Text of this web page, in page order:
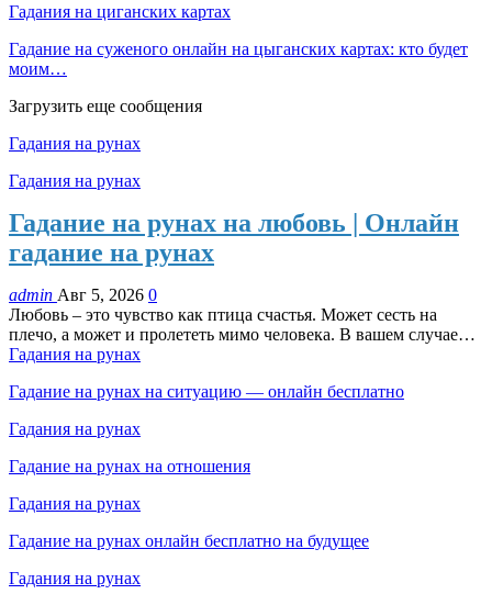
Гадания на циганских картах
Гадание на суженого онлайн на цыганских картах: кто будет
моим…
Загрузить еще сообщения
Гадания на рунах
Гадания на рунах
Гадание на рунах на любовь | Онлайн
гадание на рунах
admin Авг 5, 2026 0
Любовь – это чувство как птица счастья. Может сесть на
плечо, а может и пролететь мимо человека. В вашем случае…
Гадания на рунах
Гадание на рунах на ситуацию — онлайн бесплатно
Гадания на рунах
Гадание на рунах на отношения
Гадания на рунах
Гадание на рунах онлайн бесплатно на будущее
Гадания на рунах